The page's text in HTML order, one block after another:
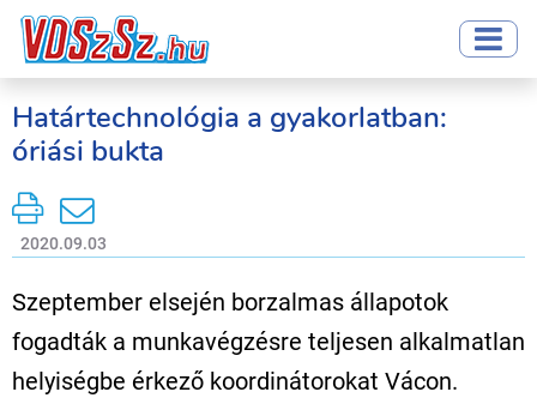
Határtechnológia a gyakorlatban:
óriási bukta
2020.09.03
Szeptember elsején borzalmas állapotok
fogadták a munkavégzésre teljesen alkalmatlan
helyiségbe érkező koordinátorokat Vácon.